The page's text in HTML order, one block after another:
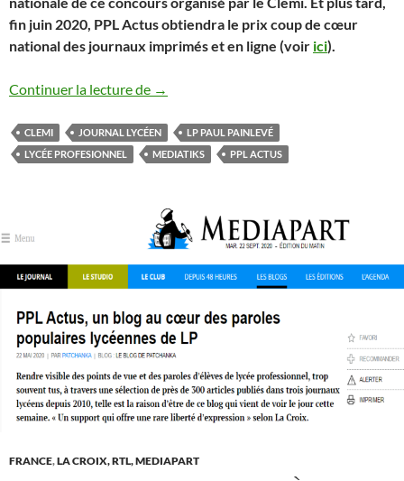
fin juin 2020, PPL Actus obtiendra le prix coup de cœur
national des journaux imprimés et en ligne (voir ici).
Continuer la lecture de PPL ACTUS MEILLEUR JOURNAL
→
CLEMI JOURNAL LYCÉEN
LP PAUL PAINLEVÉ
LYCÉE PROFESIONNEL
MEDIATIKS PPL ACTUS
FRANCE,LA CROIX, RTL, MEDIAPART